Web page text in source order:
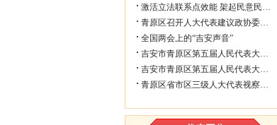
激活立法联系点效能 架起民意民生连...
青原区召开人大代表建议政协委员提案...
全国两会上的“吉安声音”
吉安市青原区第五届人民代表大会第七...
吉安市青原区第五届人民代表大会第七...
青原区省市区三级人大代表视察民生实...